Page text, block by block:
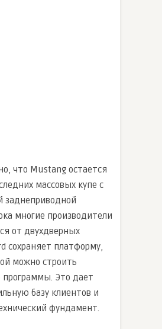
что Mustang остается
массовых купе с
заднеприводной
многие производители
от двухдверных
сохраняет платформу,
можно строить
Это дает
базу клиентов и
фундамент.